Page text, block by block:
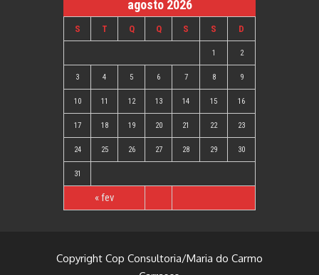
agosto 2026
S T Q Q S S D
« fev
1 2
3 4 5 6 7 8 9
10 11 12 13 14 15 16
17 18 19 20 21 22 23
24 25 26 27 28 29 30
31
Copyright Cop Consultoria/Maria do Carmo